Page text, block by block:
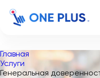
Главная
Услуги
Генеральная